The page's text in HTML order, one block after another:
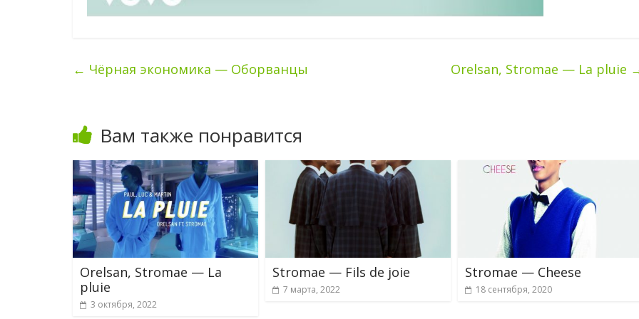
← Чёрная экономика — Оборванцы Orelsan, Stromae — La pluie
Вам также понравится
Orelsan, Stromae — La
pluie
3 октября, 2022
Stromae — Fils de joie
7 марта, 2022
Stromae — Cheese
18 сентября, 2020